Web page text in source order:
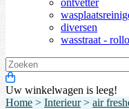
diversen
wasstraat -
Uw winkelwagen is leeg!
Home > Interieur> air